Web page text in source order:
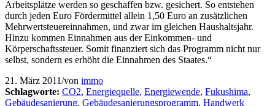
Arbeitsplätze werden so geschaffen bzw. gesichert. So entstehen
durch jeden Euro Fördermittel allein 1,50 Euro an zusätzlichen
Mehrwertsteuereinnahmen, und zwar im gleichen Haushaltsjahr.
Hinzu kommen Einnahmen aus der Einkommen- und
Körperschaftssteuer. Somit finanziert sich das Programm nicht nur
selbst, sondern es erhöht die Einnahmen des Staates.“
21. März 2011/von immo
Schlagworte: CO2, Energiequelle, Energiewende, Fukushima,
Gebäudesanierung, Gebäudesanierungsprogramm, Handwerk